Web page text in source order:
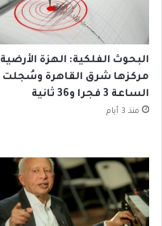
البحوث الفلكية: الهزة الأرضية
مركزها شرق القاهرة وسُجلت
الساعة 3 فجرا و36 ثانية
منذ 3 أيام